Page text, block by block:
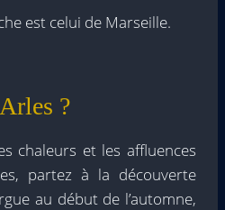
est celui de Marseille.
?
chaleurs et les affluences
partez à la découverte
au début de l’automne,